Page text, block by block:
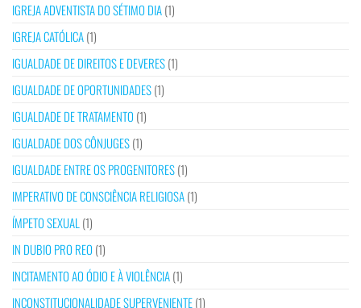
IGREJA ADVENTISTA DO SÉTIMO DIA(1)
IGREJA CATÓLICA(1)
IGUALDADE DE DIREITOS E DEVERES(1)
IGUALDADE DE OPORTUNIDADES(1)
IGUALDADE DE TRATAMENTO (1)
IGUALDADE DOS CÔNJUGES(1)
IGUALDADE ENTRE OS PROGENITORES(1)
IMPERATIVO DE CONSCIÊNCIA RELIGIOSA(1)
ÍMPETO SEXUAL (1)
IN DUBIO PRO REO (1)
INCITAMENTO AO ÓDIO E À VIOLÊNCIA(1)
INCONSTITUCIONALIDADE SUPERVENIENTE(1)